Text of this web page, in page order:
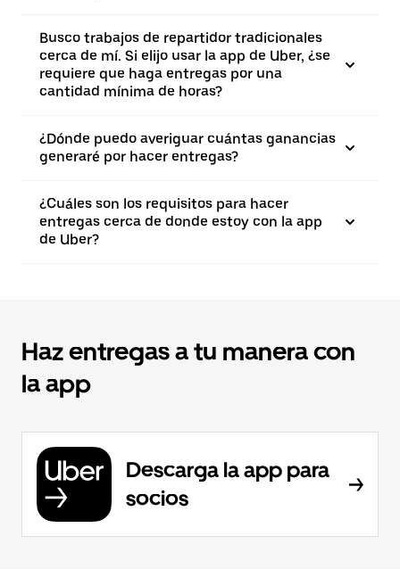
Busco trabajos de repartidor tradicionales
cerca de mí. Si elijo usar la app de Uber, ¿se
requiere que haga entregas por una
cantidad mínima de horas?
¿Dónde puedo averiguar cuántas ganancias
generaré por hacer entregas?
¿Cuáles son los requisitos para hacer
entregas cerca de donde estoy con la app
de Uber?
Haz entregas a tu manera con
la app
Descarga la app para
socios